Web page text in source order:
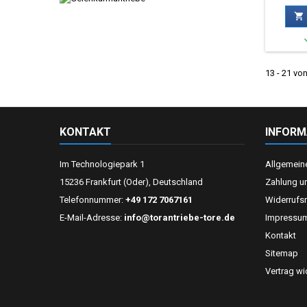

13 - 21
KONTAKT
Im Technologiepark 1
15236 Frankfurt (Oder), Deutschland
Telefonnummer: +49 172 7067161
E-Mail-Adresse: info@torantriebe-tore.de
Zahlung
Kontakt
Sitemap
Vertrag